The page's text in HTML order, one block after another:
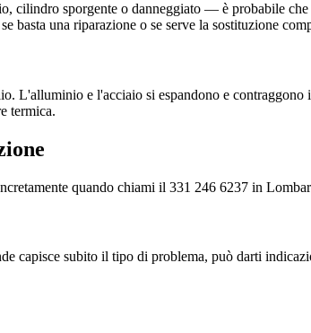
cilindro sporgente o danneggiato — è probabile
basta una riparazione o se serve la sostituzione
L'alluminio e l'acciaio si espandono e
termica.
quando chiami il 331 246 6237 in
subito il tipo di problema, può darti